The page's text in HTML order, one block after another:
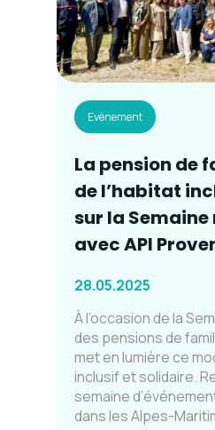
Evènement
La pension de
de l’habitat
sur la
avec API
28.05.2025
À l’occasion de la
des pensions de
met en lumière ce
inclusif et solidaire.
semaine
dans les Alpes-